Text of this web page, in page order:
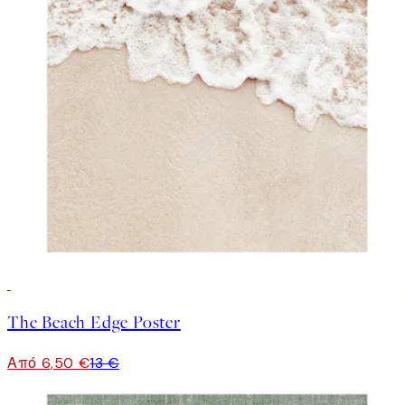
The Beach Edge Poster
Από 6,50 €13 €